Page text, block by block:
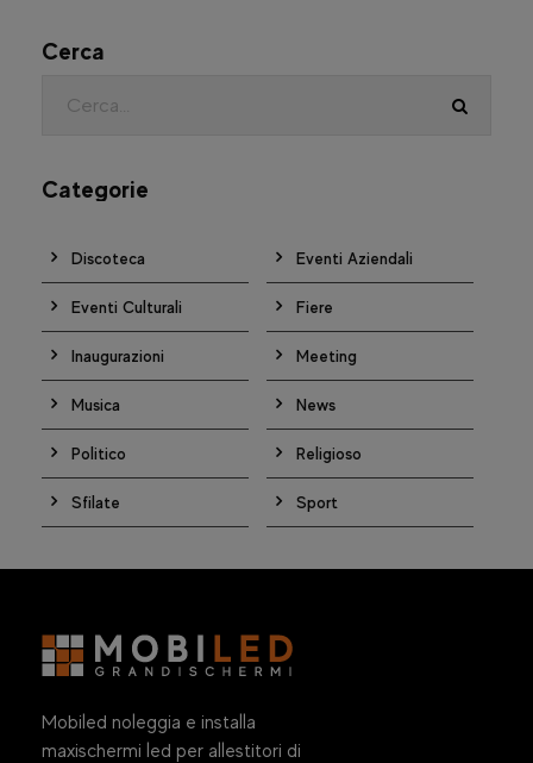
Cerca
Categorie
Discoteca Eventi Aziendali
Eventi Culturali Fiere
Inaugurazioni Meeting
Musica News
Politico Religioso
Sfilate Sport
Mobiled noleggia e installa
maxischermi led per allestitori di